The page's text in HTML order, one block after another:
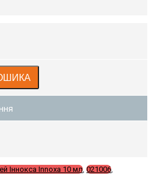
Іннокса Innoxa 10 мл 021006